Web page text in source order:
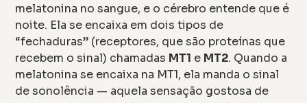
melatonina no sangue, e o cérebro entende que é
noite. Ela se encaixa em dois tipos de
“fechaduras” (receptores, que são proteínas que
recebem o sinal) chamadas MT1 e MT2. Quando a
melatonina se encaixa na MT1, ela manda o sinal
de sonolência — aquela sensação gostosa de